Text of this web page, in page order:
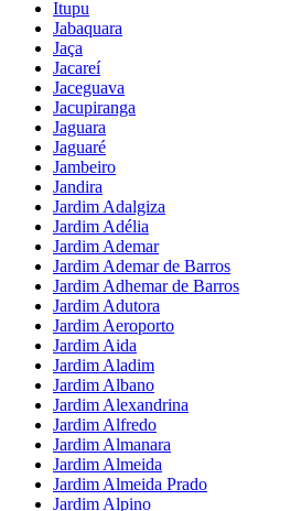
Itupu
Jabaquara
Jaça
Jacareí
Jaceguava
Jacupiranga
Jaguara
Jaguaré
Jambeiro
Jandira
Jardim Adalgiza
Jardim Adélia
Jardim Ademar
Jardim Ademar de Barros
Jardim Adhemar de Barros
Jardim Adutora
Jardim Aeroporto
Jardim Aida
Jardim Aladim
Jardim Albano
Jardim Alexandrina
Jardim Alfredo
Jardim Almanara
Jardim Almeida
Jardim Almeida Prado
Jardim Alpino